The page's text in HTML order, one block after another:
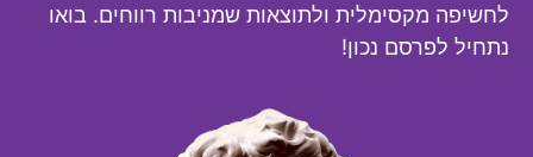
לחשיפה מקסימלית ולתוצאות שמניבות רווחים. בואו
נתחיל לפרסם נכון!